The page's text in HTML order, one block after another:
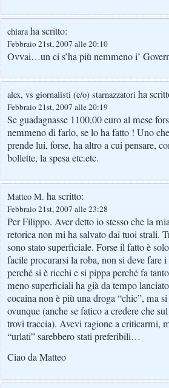
chiaraha scritto:
Febbraio 21st, 2007 alle 20:10
Ovvai…un ci s’ha più nemmeno i’
alex, vs giornalisti (e/o) starnazzatori ha
Febbraio 21st, 2007 alle 20:19
Se guadagnasse 1100,00 euro al mese
nemmeno di farlo, se lo ha fatto ! Uno
prende lui, forse, ha altro a cui pensare,
bollette, la spesa etc.etc.
Matteo M. ha scritto:
Febbraio 21st, 2007 alle 23:28
Per Filippo. Aver detto io stesso che la
retorica non mi ha salvato dai tuoi strali.
sono stato superficiale. Forse il fatto è
facile procurarsi la roba, non si deve fare
perché si è ricchi e si pippa perché fa
meno superficiali ha già da tempo
cocaina non è più una droga “chic”, ma
ovunque (anche se fatico a credere che
trovi traccia). Avevi ragione a criticarmi,
“urlati” sarebbero stati preferibili…
Ciao da Matteo